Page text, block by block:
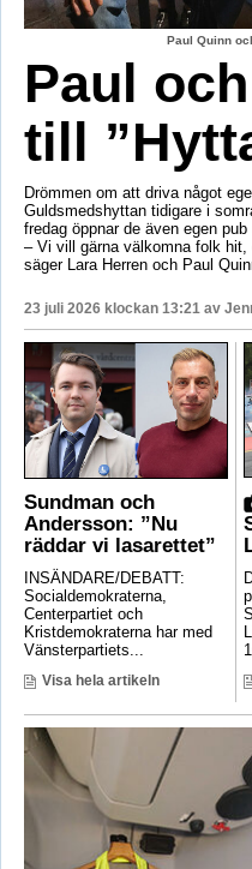
Paul Quinn
Paul
till
Drömmen om att driva något
Guldsmedshyttan tidigare i
fredag öppnar de även egen
– Vi vill gärna välkomna folk
säger Lara Herren och Paul
23 juli 2026 klockan 13:21 av
Sundman och
Andersson: ”Nu
räddar vi lasarettet”
INSÄNDARE/DEBATT:
Socialdemokraterna,
Centerpartiet och
Kristdemokraterna har med
Vänsterpartiets...
Visa hela artikeln